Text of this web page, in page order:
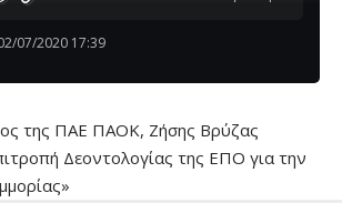
07/2020 17:39
της ΠΑΕ ΠΑΟΚ, Ζήσης Βρύζας
Δεοντολογίας της ΕΠΟ για την